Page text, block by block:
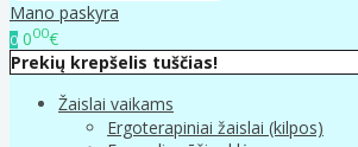
Mano paskyra
0 000€
Prekių krepšelis tuščias!
Žaislai vaikams
Ergoterapiniai žaislai (kilpos)